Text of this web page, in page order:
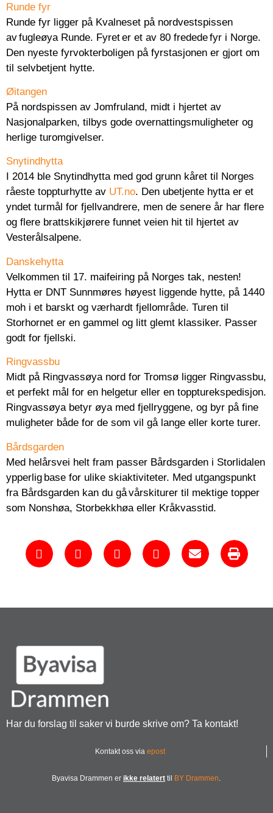
Runde fyr
Runde fyr ligger på Kvalneset på nordvestspissen
av fugleøya Runde. Fyret er et av 80 fredede fyr i Norge.
Den nyeste fyrvokterboligen på fyrstasjonen er gjort om
til selvbetjent hytte.
Øitangen
På nordspissen av Jomfruland, midt i hjertet av
Nasjonalparken, tilbys gode overnattingsmuligheter og
herlige turomgivelser.
Snytindhytta
I 2014 ble Snytindhytta med god grunn kåret til Norges
råeste toppturhytte av UT.no. Den ubetjente hytta er et
yndet turmål for fjellvandrere, men de senere år har flere
og flere brattskikjørere funnet veien hit til hjertet av
Vesterålsalpene.
Danskehytta
Velkommen til 17. maifeiring på Norges tak, nesten!
Hytta er DNT Sunnmøres høyest liggende hytte, på 1440
moh i et barskt og værhardt fjellområde. Turen til
Storhornet er en gammel og litt glemt klassiker. Passer
godt for fjellski.
Ringvassbu
Midt på Ringvassøya nord for Tromsø ligger Ringvassbu,
et perfekt mål for en helgetur eller en toppturekspedisjon.
Ringvassøya betyr øya med fjellryggene, og byr på fine
muligheter både for de som vil gå lange eller korte turer.
Bårdsgarden
Med helårsvei helt fram passer Bårdsgarden i Storlidalen
ypperlig base for ulike skiaktiviteter. Med utgangspunkt
fra Bårdsgarden kan du gå vårskiturer til mektige topper
som Nonshøa, Storbekkhøa eller Kråkvasstid.
Har du forslag til saker vi burde skrive om? Ta kontakt!
Kontakt oss via epost
Byavisa Drammen er ikke relatert til BY Drammen.